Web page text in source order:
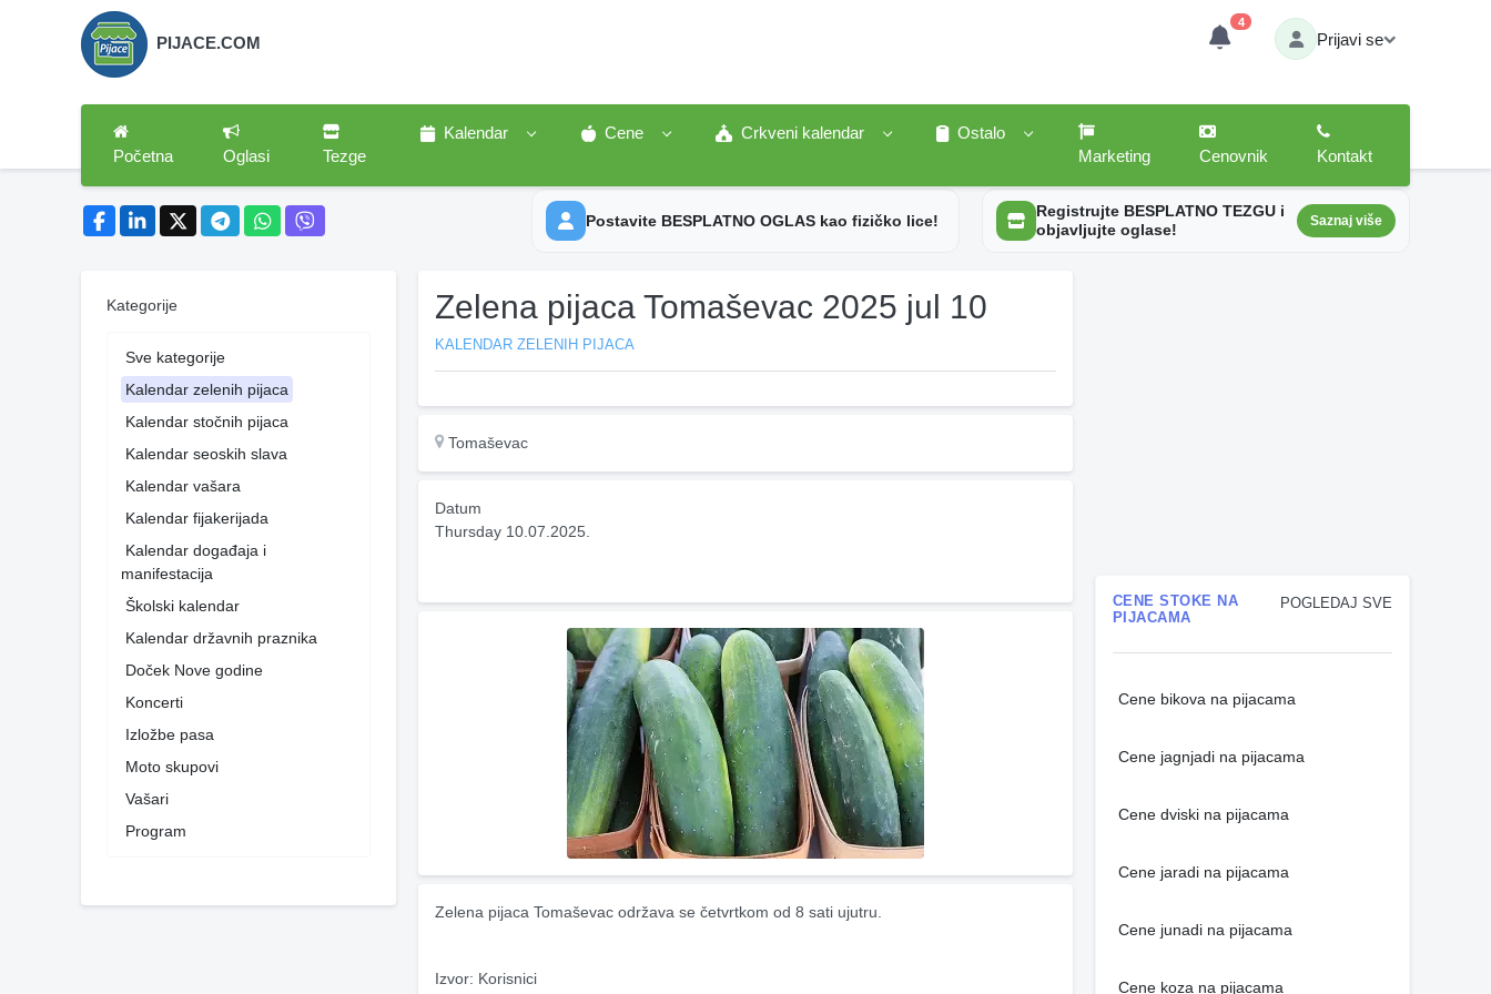
PIJACE.COM
4
Prijavi se
Početna Oglasi Tezge
Kalendar Cene Crkveni kalendar
Ostalo
Marketing
Cenovnik Kontakt
Postavite BESPLATNO OGLAS kao fizičko lice!
Registrujte BESPLATNO TEZGU i
objavljujte oglase!
Saznaj više
Kategorije
Sve kategorije
Kalendar zelenih pijaca
Kalendar stočnih pijaca
Kalendar seoskih slava
Kalendar vašara
Kalendar fijakerijada
Kalendar događaja i
manifestacija
Školski kalendar
Kalendar državnih praznika
Doček Nove godine
Koncerti
Izložbe pasa
Moto skupovi
Vašari
Program
Zelena pijaca Tomaševac 2025 jul 10
KALENDAR ZELENIH PIJACA
Tomaševac
Datum
Thursday 10.07.2025.
Zelena pijaca Tomaševac održava se četvrtkom od 8 sati ujutru.
Izvor: Korisnici
POGLEDAJ SVE
CENE STOKE NA
PIJACAMA
Cene bikova na pijacama
Cene jagnjadi na pijacama
Cene dviski na pijacama
Cene jaradi na pijacama
Cene junadi na pijacama
Cene koza na pijacama